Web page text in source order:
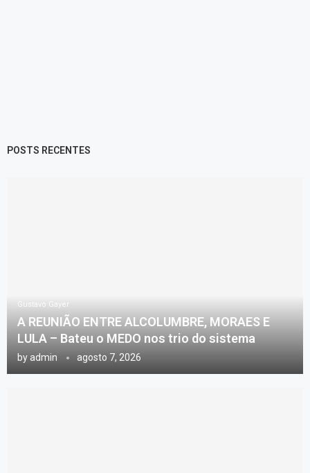
POSTS RECENTES
Gustavo Gayer
A REUNIÃO ENTRE ALCOLUMBRE, MORAES E
LULA – Bateu o MEDO nos trio do sistema
by admin agosto 7, 2026